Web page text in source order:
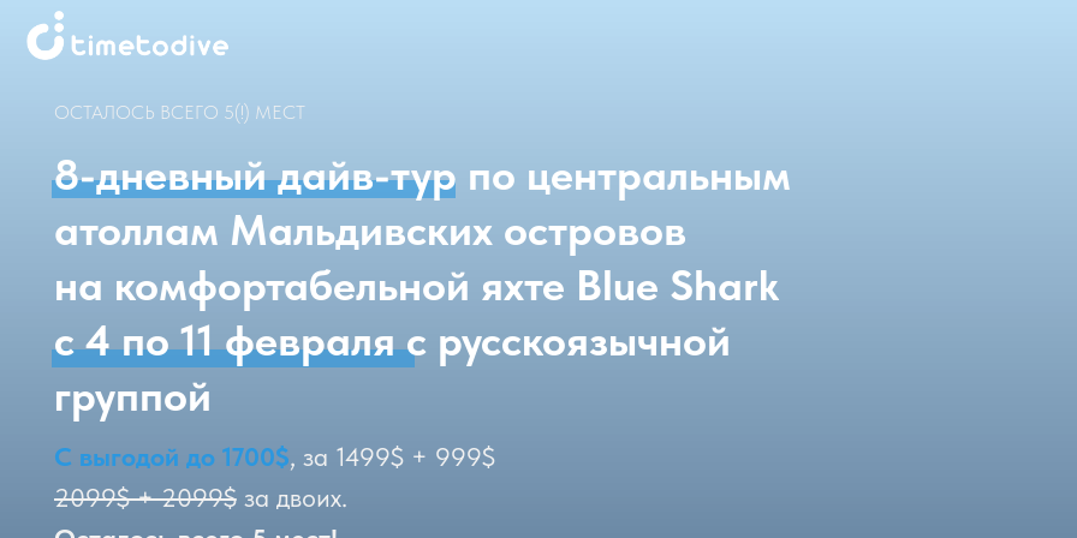
8-дневный дайв-тур по центральным
атоллам Мальдивских островов
на комфортабельной яхте Blue Shark
с 4 по 11 февраля с русскоязычной
группой
С выгодой до 1700$
2099$ + 2099$
за двоих.
Осталось всего 5 мест!
ОСТАЛОСЬ ВСЕГО 5(!) МЕСТ